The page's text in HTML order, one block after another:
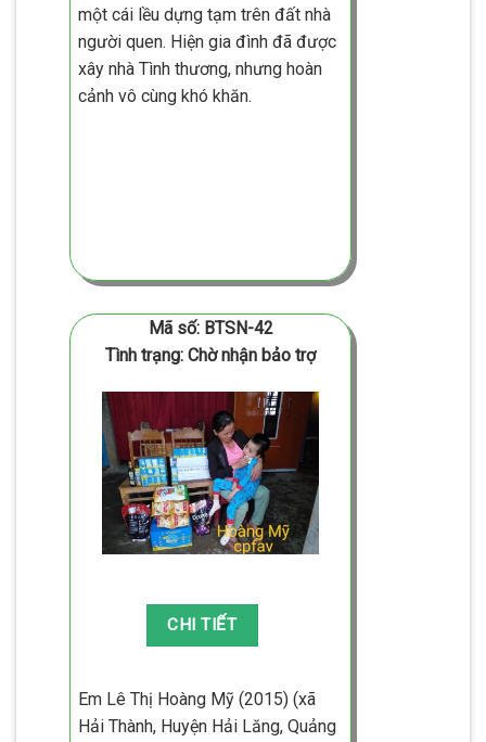
một cái lều dựng tạm trên đất nhà
người quen. Hiện gia đình đã được
xây nhà Tình thương, nhưng hoàn
cảnh vô cùng khó khăn.
Mã số: BTSN-42
Tình trạng: Chờ nhận bảo trợ
Em Lê Thị Hoàng Mỹ (2015) (xã
Hải Thành, Huyện Hải Lăng, Quảng